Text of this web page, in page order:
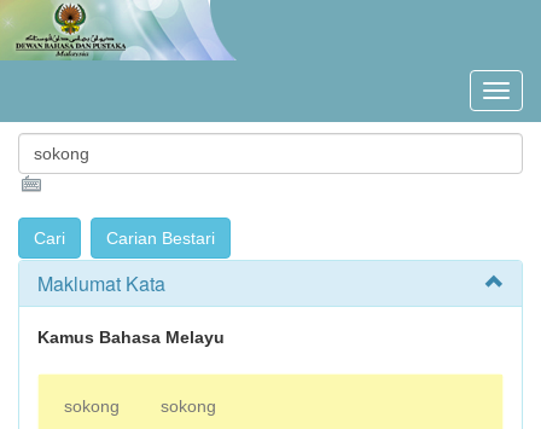
Maklumat Kata
Kamus Bahasa Melayu
sokong sokong